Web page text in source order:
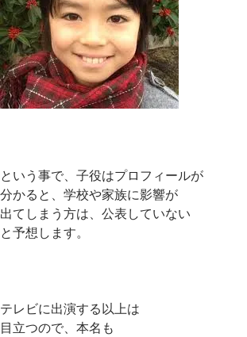
という事で、子役はプロフィールが
分かると、学校や家族に影響が
出てしまう方は、公表していない
と予想します。
テレビに出演する以上は
目立つので、本名も